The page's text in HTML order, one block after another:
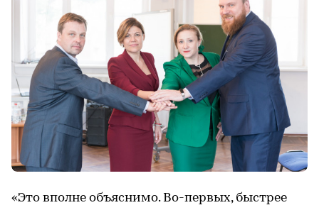
«Это вполне объяснимо. Во-первых, быстрее